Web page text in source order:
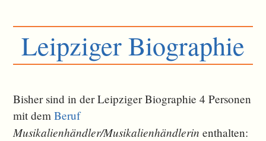
Leipziger Biographie
Bisher sind in der Leipziger Biographie 4 Personen
mit demBeruf
Musikalienhändler/Musikalienhändlerin enthalten: